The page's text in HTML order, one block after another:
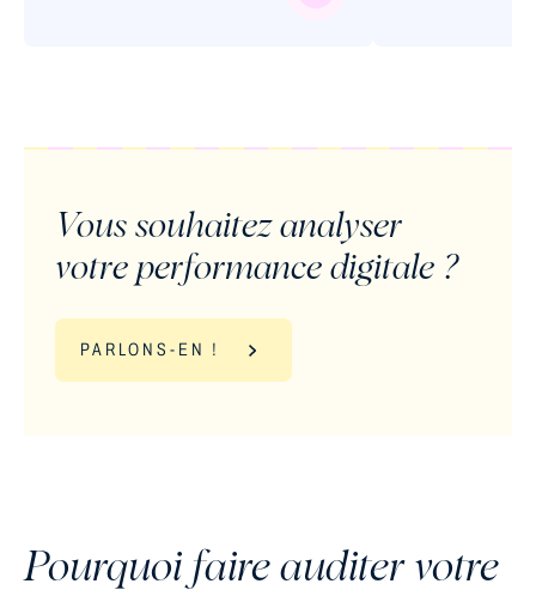
Vous souhaitez analyser
votre performance digitale ?
PARLONS-EN !
Pourquoi faire auditer votre